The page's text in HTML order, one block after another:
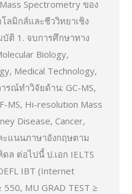
Spectrometry ของ
ลมิกส์และชีววิทยาเชิง
บัติ 1. จบการศึกษาทาง
Biology,
Medical Technology,
รณ์ทำวิจัยด้าน: GC-MS,
MS, Hi-resolution Mass
Disease, Cancer,
ะแนนภาษาอังกฤษตาม
ล ต่อไปนี้ ป.เอก IELTS
IBT (Internet
MU GRAD TEST ≥